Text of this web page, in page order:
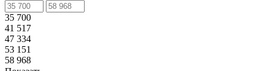
35 700
41 517
47 334
53 151
58 968